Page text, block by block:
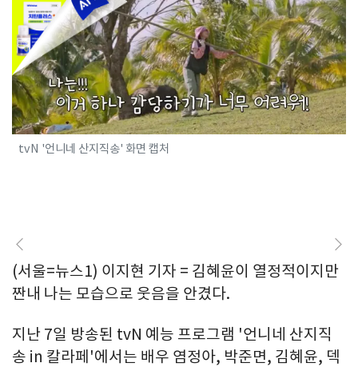
tvN '언니네 산지직송' 화면 캡처
(서울=뉴스1) 이지현 기자 = 김혜윤이 열정적이지만
짠내 나는 모습으로 웃음을 안겼다.
지난 7일 방송된 tvN 예능 프로그램 '언니네 산지직
송 in 칼라페'에서는 배우 염정아, 박준면, 김혜윤, 덱